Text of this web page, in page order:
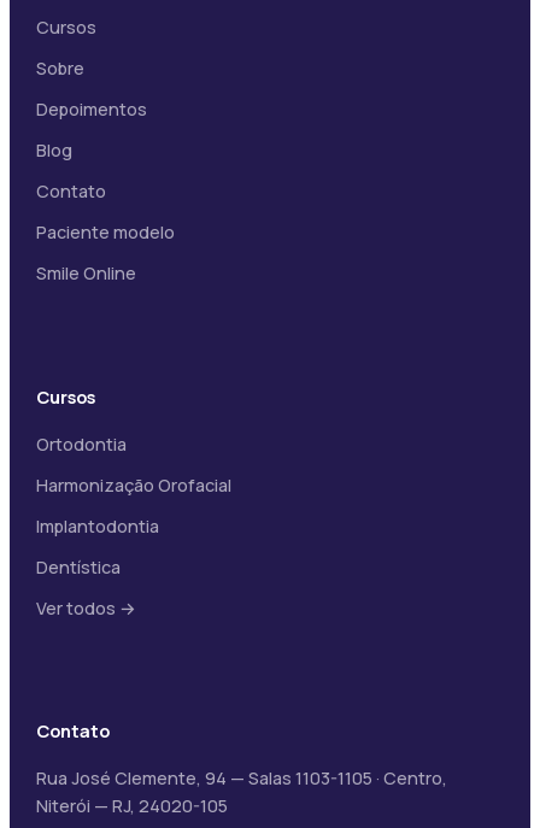
Cursos
Sobre
Depoimentos
Blog
Contato
Paciente modelo
Smile Online
Cursos
Ortodontia
Harmonização Orofacial
Implantodontia
Dentística
Ver todos →
Contato
Rua José Clemente, 94 — Salas 1103-1105 · Centro,
Niterói — RJ, 24020-105